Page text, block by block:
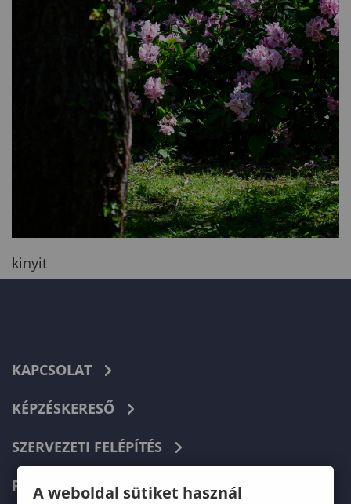
kinyit
KAPCSOLAT
KÉPZÉSKERESŐ
SZERVEZETI FELÉPÍTÉS
FELVÉTELIZŐKNEK
A weboldal sütiket használ